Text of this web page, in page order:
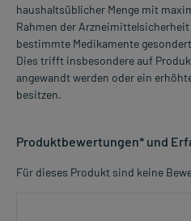
haushaltsüblicher Menge mit
Rahmen der
bestimmte Medikamente
Dies trifft insbesondere auf
angewandt werden oder ein
besitzen.
Produktbewertungen* und
Für dieses Produkt sind keine